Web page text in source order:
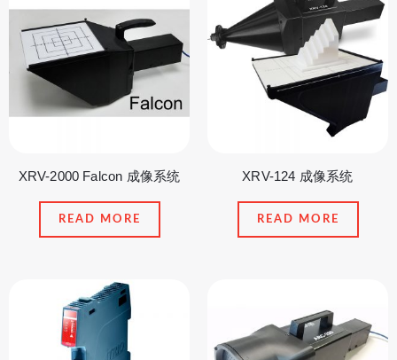
XRV-2000 Falcon 成像系统
READ MORE
XRV-124 成像系统
READ MORE